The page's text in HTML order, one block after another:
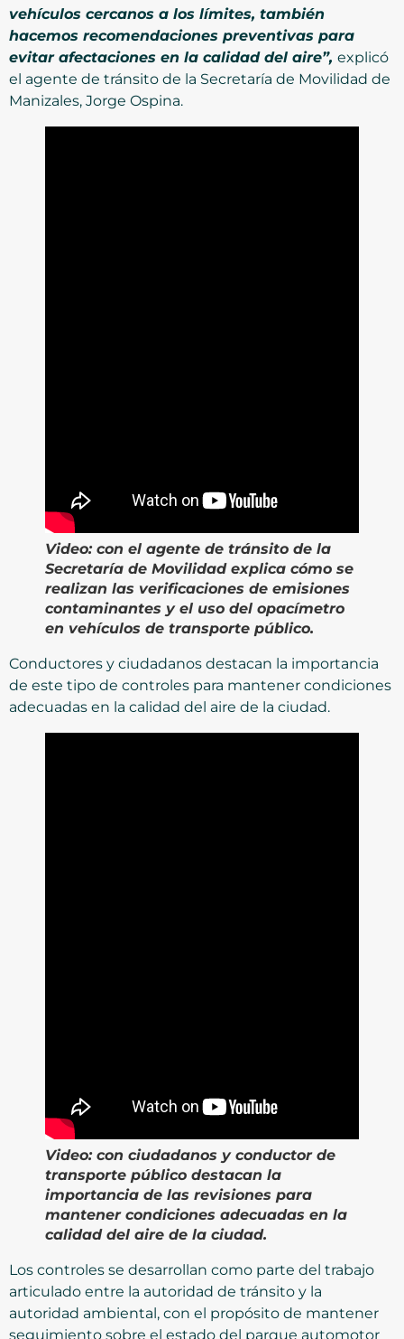
vehículos cercanos a los límites, también
hacemos recomendaciones preventivas para
evitar afectaciones en la calidad del aire”, explicó
el agente de tránsito de la Secretaría de Movilidad de
Manizales, Jorge Ospina.
Video: con el agente de tránsito de la
Secretaría de Movilidad explica cómo se
realizan las verificaciones de emisiones
contaminantes y el uso del opacímetro
en vehículos de transporte público.
Conductores y ciudadanos destacan la importancia
de este tipo de controles para mantener condiciones
adecuadas en la calidad del aire de la ciudad.
Video:con ciudadanos y conductor de
transporte público destacan la
importancia de las revisiones para
mantener condiciones adecuadas en la
calidad del aire de la ciudad.
Los controles se desarrollan como parte del trabajo
articulado entre la autoridad de tránsito y la
autoridad ambiental, con el propósito de mantener
seguimiento sobre el estado del parque automotor